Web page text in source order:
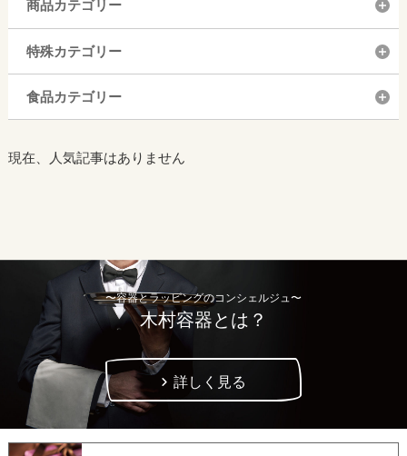
商品カテゴリー
特殊カテゴリー
食品カテゴリー
現在、人気記事はありません
〜容器とラッピングのコンシェルジュ〜
木村容器とは？
詳しく見る